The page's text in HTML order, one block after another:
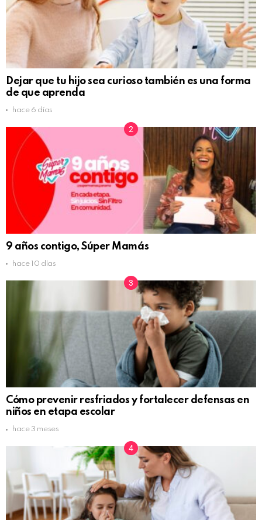
Dejar que tu hijo sea curioso también es una forma
de que aprenda
hace 6 días
9 años contigo, Súper Mamás
hace 10 días
Cómo prevenir resfriados y fortalecer defensas en
niños en etapa escolar
hace 3 meses